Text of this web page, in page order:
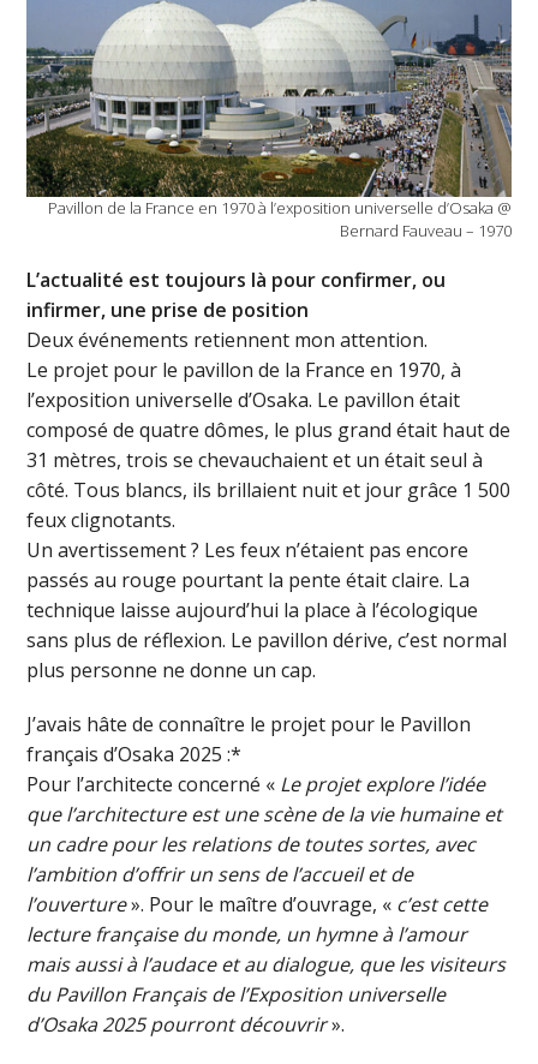
Pavillon de la France en 1970 à l’exposition universelle d’Osaka @
Bernard Fauveau – 1970
L’actualité est toujours là pour confirmer, ou
infirmer, une prise de position
Deux événements retiennent mon attention.
Le projet pour le pavillon de la France en 1970, à
l’exposition universelle d’Osaka. Le pavillon était
composé de quatre dômes, le plus grand était haut de
31 mètres, trois se chevauchaient et un était seul à
côté. Tous blancs, ils brillaient nuit et jour grâce 1 500
feux clignotants.
Un avertissement ? Les feux n’étaient pas encore
passés au rouge pourtant la pente était claire. La
technique laisse aujourd’hui la place à l’écologique
sans plus de réflexion. Le pavillon dérive, c’est normal
plus personne ne donne un cap.
J’avais hâte de connaître le projet pour le Pavillon
français d’Osaka 2025 :*
Pour l’architecte concerné « Le projet explore l’idée
que l’architecture est une scène de la vie humaine et
un cadre pour les relations de toutes sortes, avec
l’ambition d’offrir un sens de l’accueil et de
l’ouverture». Pour le maître d’ouvrage, « c’est cette
lecture française du monde, un hymne à l’amour
mais aussi à l’audace et au dialogue, que les visiteurs
du Pavillon Français de l’Exposition universelle
d’Osaka 2025 pourront découvrir».